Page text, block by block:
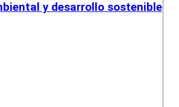
y desarrollo sostenible